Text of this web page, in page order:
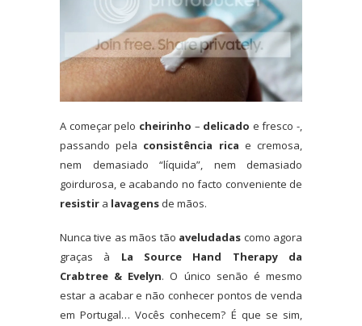
A começar pelo cheirinho – delicado e fresco -,
passando pela consistência rica e cremosa,
nem demasiado “líquida”, nem demasiado
goirdurosa, e acabando no facto conveniente de
resistir a lavagens de mãos.
Nunca tive as mãos tão aveludadas como agora
graças à La Source Hand Therapy da
Crabtree & Evelyn. O único senão é mesmo
estar a acabar e não conhecer pontos de venda
em Portugal… Vocês conhecem? É que se sim,